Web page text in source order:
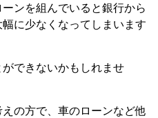
ンを組んでいると銀行から
に少なくなってしまいます
できないかもしれませ
の方で、車のローンなど他